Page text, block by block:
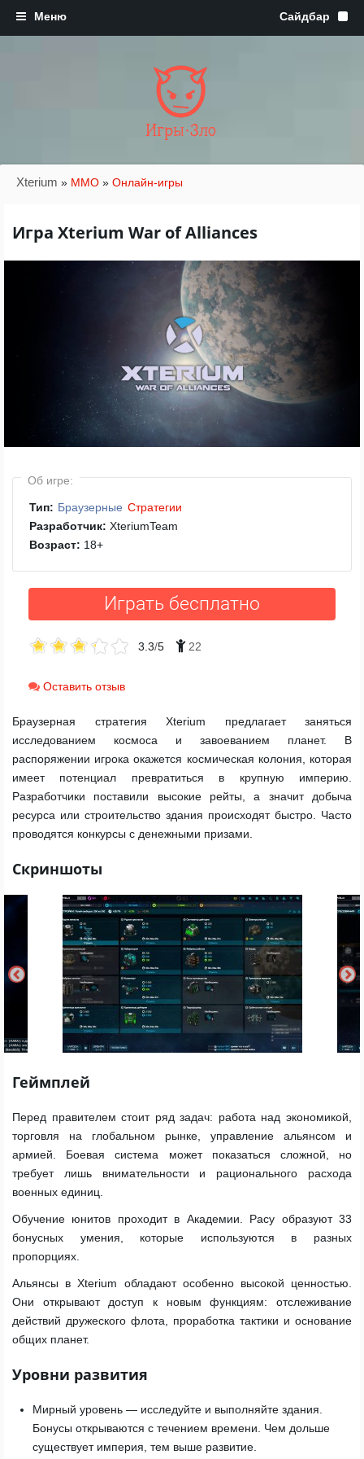
Игры·Зло
Xterium » MMO » Онлайн-игры
Игра Xterium War of Alliances
Об игре:
Тип: Браузерные Стратегии
Разработчик: XteriumTeam
Возраст: 18+
Играть бесплатно
3.3/5 22
Оставить отзыв
Браузерная стратегия Xterium предлагает заняться
исследованием космоса и завоеванием планет. В
распоряжении игрока окажется космическая колония, которая
имеет потенциал превратиться в крупную империю.
Разработчики поставили высокие рейты, а значит добыча
ресурса или строительство здания происходят быстро. Часто
проводятся конкурсы с денежными призами.
Скриншоты
Геймплей
Перед правителем стоит ряд задач: работа над экономикой,
торговля на глобальном рынке, управление альянсом и
армией. Боевая система может показаться сложной, но
требует лишь внимательности и рационального расхода
военных единиц.
Обучение юнитов проходит в Академии. Расу образуют 33
бонусных умения, которые используются в разных
пропорциях.
Альянсы в Xterium обладают особенно высокой ценностью.
Они открывают доступ к новым функциям: отслеживание
действий дружеского флота, проработка тактики и основание
общих планет.
Уровни развития
Мирный уровень — исследуйте и выполняйте здания.
Бонусы открываются с течением времени. Чем дольше
существует империя, тем выше развитие.